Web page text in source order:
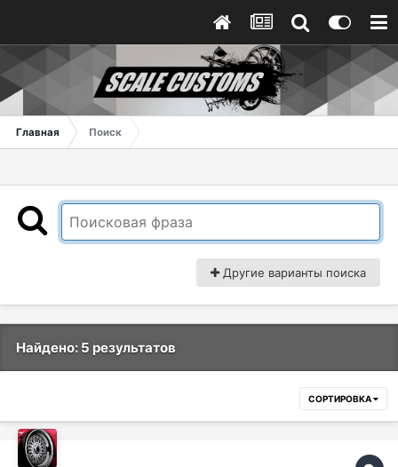
Главная Поиск
Другие варианты поиска
Найдено: 5 результатов
СОРТИРОВКА